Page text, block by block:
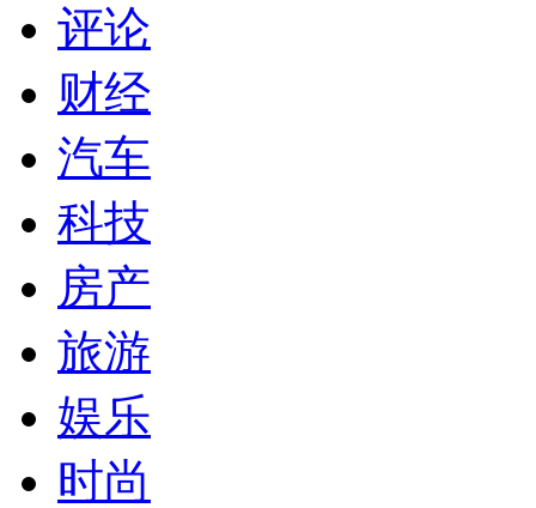
评论
财经
汽车
科技
房产
旅游
娱乐
时尚